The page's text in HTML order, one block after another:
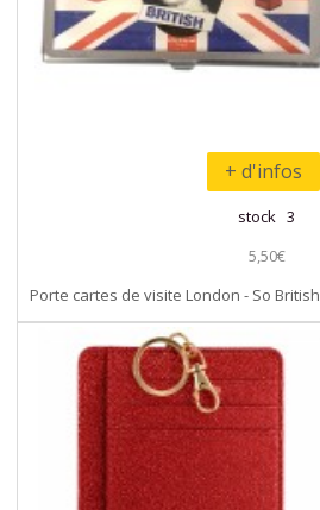
+ d'infos
stock 3
5,50€
Porte cartes de visite London - So British